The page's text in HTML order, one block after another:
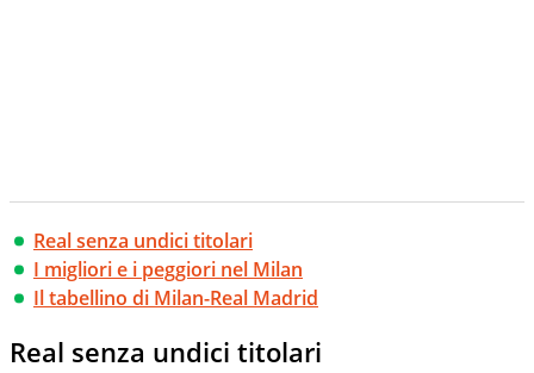
Real senza undici titolari
I migliori e i peggiori nel Milan
Il tabellino di Milan-Real Madrid
Real senza undici titolari